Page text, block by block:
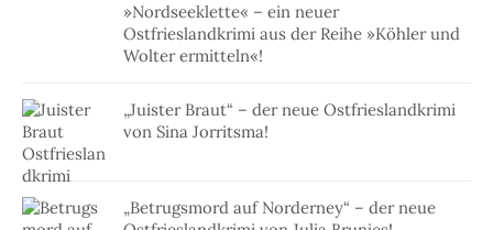
»Nordseeklette« – ein neuer
Ostfrieslandkrimi aus der Reihe »Köhler und
Wolter ermitteln«!
„Juister Braut“ – der neue Ostfrieslandkrimi
von Sina Jorritsma!
„Betrugsmord auf Norderney“ – der neue